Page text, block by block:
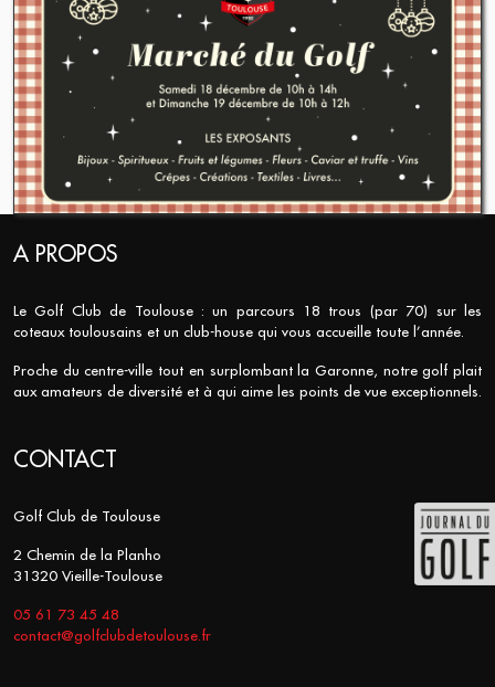
A PROPOS
Le Golf Club de Toulouse : un parcours 18 trous (par 70) sur les
coteaux toulousains et un club-house qui vous accueille toute l’année.
Proche du centre-ville tout en surplombant la Garonne, notre golf plait
aux amateurs de diversité et à qui aime les points de vue exceptionnels.
CONTACT
Golf Club de Toulouse
2 Chemin de la Planho
31320 Vieille-Toulouse
05 61 73 45 48
contact@golfclubdetoulouse.fr